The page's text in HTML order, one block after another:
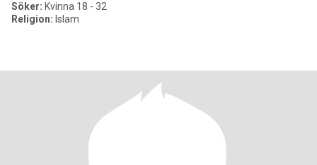
Söker: Kvinna 18 - 32
Religion: Islam